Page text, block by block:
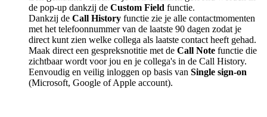
de pop-up dankzij de Custom Field functie.
Dankzij de Call History functie zie je alle contactmomenten
met het telefoonnummer van de laatste 90 dagen zodat je
direct kunt zien welke collega als laatste contact heeft gehad.
Maak direct een gespreksnotitie met de Call Note functie die
zichtbaar wordt voor jou en je collega's in de Call History.
Eenvoudig en veilig inloggen op basis van Single sign-on
(Microsoft, Google of Apple account).